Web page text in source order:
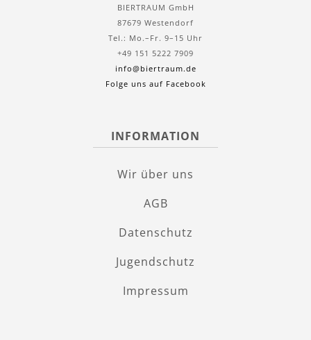
BIERTRAUM GmbH
87679 Westendorf
Tel.: Mo.–Fr. 9–15 Uhr
+49 151 5222 7909
info@biertraum.de
Folge uns auf Facebook
INFORMATION
Wir über uns
AGB
Datenschutz
Jugendschutz
Impressum